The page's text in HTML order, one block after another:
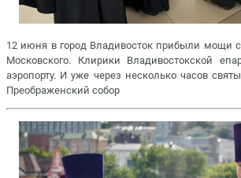
12 июня в город Владивосток прибыли мощи
Московского. Клирики Владивостокской
аэропорту. И уже через несколько часов
Преображенский собор